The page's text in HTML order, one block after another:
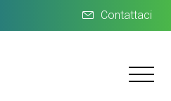
Contattaci